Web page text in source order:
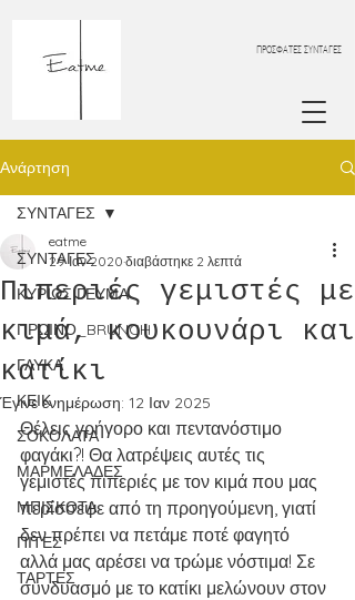
ΠΡΟΣΦΑΤΕΣ ΣΥΝΤΑΓΕΣ
Ανάρτηση
ΣΥΝΤΑΓΕΣ
ΚΥΡΙΩΣ ΓΕΥΜΑ
ΠΡΩΙΝΟ_BRUNCH
ΓΛΥΚΑ
ΚΕΙΚ
ΣΟΚΟΛΑΤΑ
ΜΑΡΜΕΛΑΔΕΣ
ΜΠΙΣΚΟΤΑ
ΠΙΤΕΣ
ΤΑΡΤΕΣ
ΣΥΝΤΑΓΕΣ
Πιπεριές γεμιστές με
κιμά, κουκουνάρι και
κατίκι
eatme
29 Ιαν 2020 διαβάστηκε 2 λεπτά
Έγινε ενημέρωση: 12 Ιαν 2025
Θέλεις γρήγορο και πεντανόστιμο
φαγάκι?! Θα λατρέψεις αυτές τις
γεμιστές πιπεριές με τον κιμά που μας
περίσσεψε από τη προηγούμενη, γιατί
δεν πρέπει να πετάμε ποτέ φαγητό
αλλά μας αρέσει να τρώμε νόστιμα! Σε
συνδυασμό με το κατίκι μελώνουν στον